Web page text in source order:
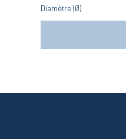
Diamètre (Ø)